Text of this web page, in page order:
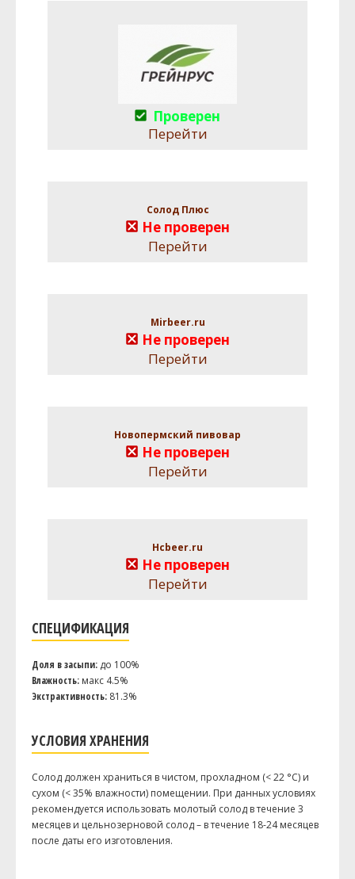
Проверен
Перейти
Солод Плюс
Не проверен
Перейти
Mirbeer.ru
Не проверен
Перейти
Новопермский пивовар
Не проверен
Перейти
Hcbeer.ru
Не проверен
Перейти
СПЕЦИФИКАЦИЯ
Доля в засыпи: до 100%
Влажность: макс 4.5%
Экстрактивность: 81.3%
УСЛОВИЯ ХРАНЕНИЯ
Солод должен храниться в чистом, прохладном (< 22 °C) и
сухом (< 35% влажности) помещении. При данных условиях
рекомендуется использовать молотый солод в течение 3
месяцев и цельнозерновой солод – в течение 18-24 месяцев
после даты его изготовления.